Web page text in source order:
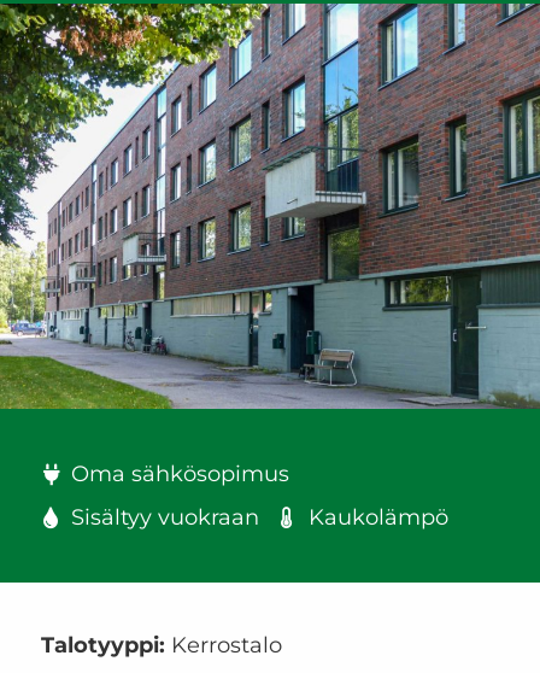
Oma sähkösopimus
Sisältyy vuokraan
Kaukolämpö
Talotyyppi: Kerrostalo